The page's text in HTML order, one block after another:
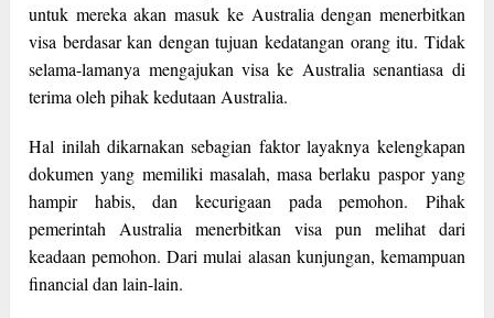
untuk mereka akan masuk ke Australia dengan menerbitkan
visa berdasar kan dengan tujuan kedatangan orang itu. Tidak
selama-lamanya mengajukan visa ke Australia senantiasa di
terima oleh pihak kedutaan Australia.
Hal inilah dikarnakan sebagian faktor layaknya kelengkapan
dokumen yang memiliki masalah, masa berlaku paspor yang
hampir habis, dan kecurigaan pada pemohon. Pihak
pemerintah Australia menerbitkan visa pun melihat dari
keadaan pemohon. Dari mulai alasan kunjungan, kemampuan
financial dan lain-lain.